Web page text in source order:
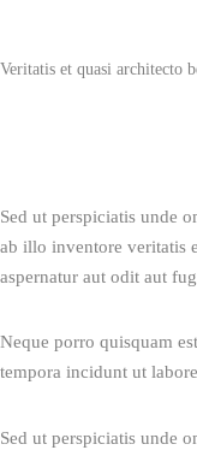
Veritatis et quasi architecto
Sed ut perspiciatis unde
ab illo inventore veritatis
aspernatur aut odit aut
Neque porro quisquam
tempora incidunt ut
Sed ut perspiciatis unde